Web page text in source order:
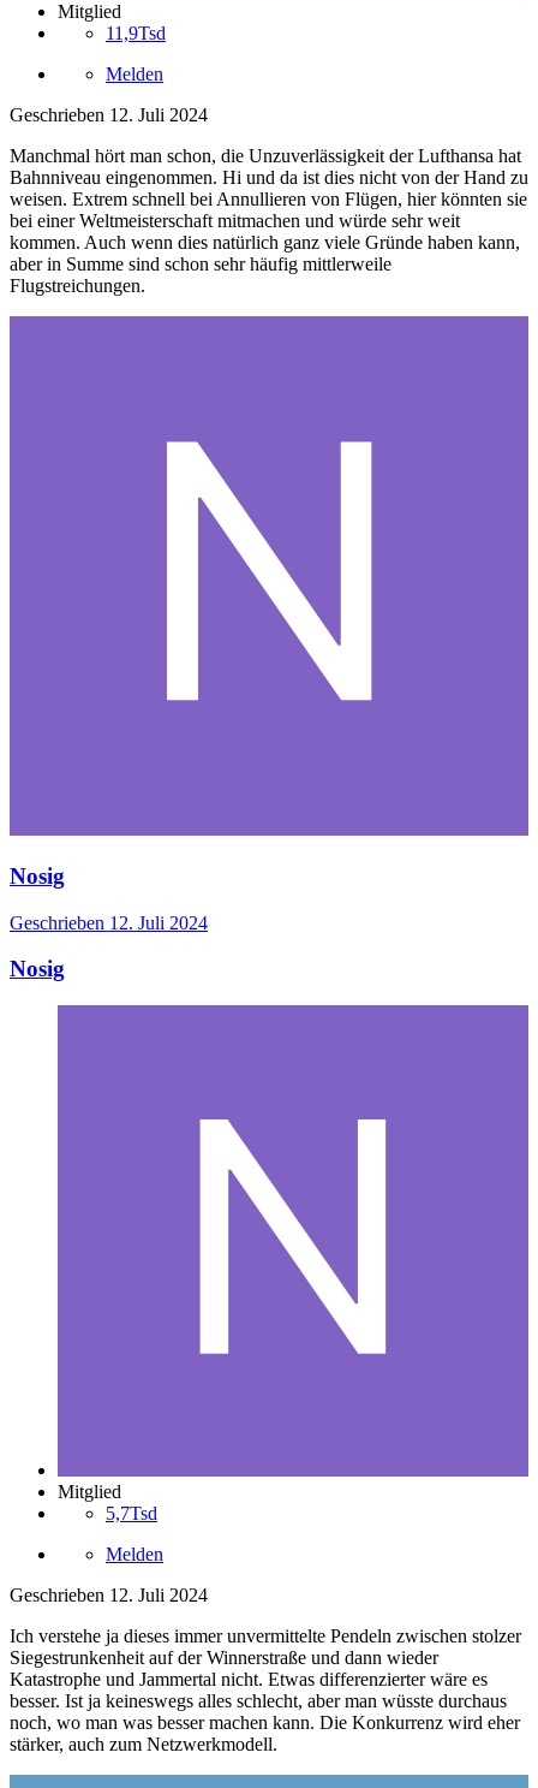
Mitglied
11,9Tsd
Melden
Geschrieben 12. Juli 2024
Manchmal hört man schon, die Unzuverlässigkeit der Lufthansa hat
Bahnniveau eingenommen. Hi und da ist dies nicht von der Hand zu
weisen. Extrem schnell bei Annullieren von Flügen, hier könnten sie
bei einer Weltmeisterschaft mitmachen und würde sehr weit
kommen. Auch wenn dies natürlich ganz viele Gründe haben kann,
aber in Summe sind schon sehr häufig mittlerweile
Flugstreichungen.
Nosig
Geschrieben 12. Juli 2024
Nosig
Mitglied
5,7Tsd
Melden
Geschrieben 12. Juli 2024
Ich verstehe ja dieses immer unvermittelte Pendeln zwischen stolzer
Siegestrunkenheit auf der Winnerstraße und dann wieder
Katastrophe und Jammertal nicht. Etwas differenzierter wäre es
besser. Ist ja keineswegs alles schlecht, aber man wüsste durchaus
noch, wo man was besser machen kann. Die Konkurrenz wird eher
stärker, auch zum Netzwerkmodell.